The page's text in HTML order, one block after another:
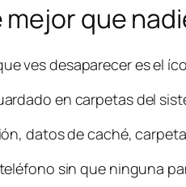
que
ves desaparecer es el
en carpetas del
datos de caché,
sin que ninguna